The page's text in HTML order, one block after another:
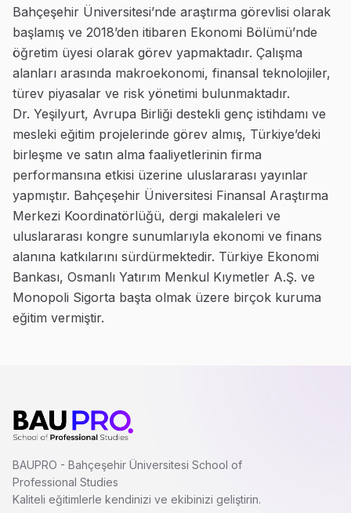
Bahçeşehir Üniversitesi’nde araştırma görevlisi olarak
başlamış ve 2018’den itibaren Ekonomi Bölümü’nde
öğretim üyesi olarak görev yapmaktadır. Çalışma
alanları arasında makroekonomi, finansal teknolojiler,
türev piyasalar ve risk yönetimi bulunmaktadır.
Dr. Yeşilyurt, Avrupa Birliği destekli genç istihdamı ve
mesleki eğitim projelerinde görev almış, Türkiye’deki
birleşme ve satın alma faaliyetlerinin firma
performansına etkisi üzerine uluslararası yayınlar
yapmıştır. Bahçeşehir Üniversitesi Finansal Araştırma
Merkezi Koordinatörlüğü, dergi makaleleri ve
uluslararası kongre sunumlarıyla ekonomi ve finans
alanına katkılarını sürdürmektedir. Türkiye Ekonomi
Bankası, Osmanlı Yatırım Menkul Kıymetler A.Ş. ve
Monopoli Sigorta başta olmak üzere birçok kuruma
eğitim vermiştir.
BAUPRO - Bahçeşehir Üniversitesi School of
Professional Studies
Kaliteli eğitimlerle kendinizi ve ekibinizi geliştirin.